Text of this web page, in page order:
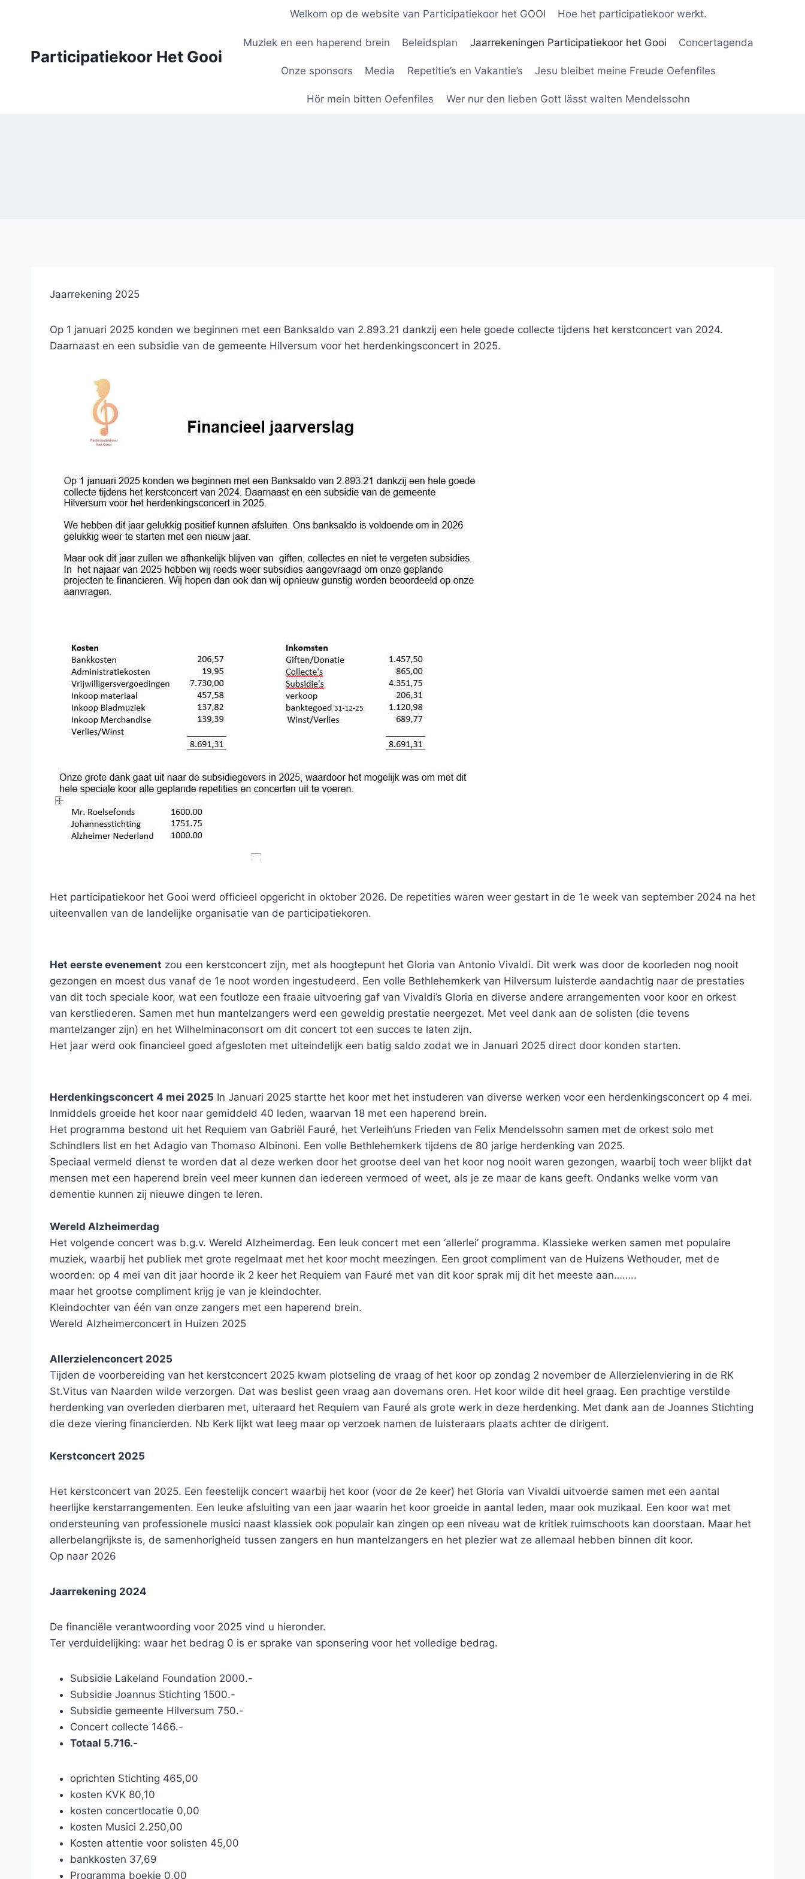
Participatiekoor Het Gooi
Welkom op de website van Participatiekoor het GOOI Hoe het participatiekoor werkt.
Muziek en een haperend brein Beleidsplan Jaarrekeningen Participatiekoor het Gooi Concertagenda
Onze sponsors Media Repetitie’s en Vakantie’s Jesu bleibet meine Freude Oefenfiles
Hör mein bitten Oefenfiles Wer nur den lieben Gott lässt walten Mendelssohn
Jaarrekening 2025
Op 1 januari 2025 konden we beginnen met een Banksaldo van 2.893.21 dankzij een hele goede collecte tijdens het kerstconcert van 2024.
Daarnaast en een subsidie van de gemeente Hilversum voor het herdenkingsconcert in 2025.
Het participatiekoor het Gooi werd officieel opgericht in oktober 2026. De repetities waren weer gestart in de 1e week van september 2024 na het
uiteenvallen van de landelijke organisatie van de participatiekoren.
Het eerste evenement zou een kerstconcert zijn, met als hoogtepunt het Gloria van Antonio Vivaldi. Dit werk was door de koorleden nog nooit
gezongen en moest dus vanaf de 1e noot worden ingestudeerd. Een volle Bethlehemkerk van Hilversum luisterde aandachtig naar de prestaties
van dit toch speciale koor, wat een foutloze een fraaie uitvoering gaf van Vivaldi’s Gloria en diverse andere arrangementen voor koor en orkest
van kerstliederen. Samen met hun mantelzangers werd een geweldig prestatie neergezet. Met veel dank aan de solisten (die tevens
mantelzanger zijn) en het Wilhelminaconsort om dit concert tot een succes te laten zijn.
Het jaar werd ook financieel goed afgesloten met uiteindelijk een batig saldo zodat we in Januari 2025 direct door konden starten.
Herdenkingsconcert 4 mei 2025 In Januari 2025 startte het koor met het instuderen van diverse werken voor een herdenkingsconcert op 4 mei.
Inmiddels groeide het koor naar gemiddeld 40 leden, waarvan 18 met een haperend brein.
Het programma bestond uit het Requiem van Gabriël Fauré, het Verleih’uns Frieden van Felix Mendelssohn samen met de orkest solo met
Schindlers list en het Adagio van Thomaso Albinoni. Een volle Bethlehemkerk tijdens de 80 jarige herdenking van 2025.
Speciaal vermeld dienst te worden dat al deze werken door het grootse deel van het koor nog nooit waren gezongen, waarbij toch weer blijkt dat
mensen met een haperend brein veel meer kunnen dan iedereen vermoed of weet, als je ze maar de kans geeft. Ondanks welke vorm van
dementie kunnen zij nieuwe dingen te leren.
Wereld Alzheimerdag
Het volgende concert was b.g.v. Wereld Alzheimerdag. Een leuk concert met een ‘allerlei’ programma. Klassieke werken samen met populaire
muziek, waarbij het publiek met grote regelmaat met het koor mocht meezingen. Een groot compliment van de Huizens Wethouder, met de
woorden: op 4 mei van dit jaar hoorde ik 2 keer het Requiem van Fauré met van dit koor sprak mij dit het meeste aan……..
maar het grootse compliment krijg je van je kleindochter.
Kleindochter van één van onze zangers met een haperend brein.
Wereld Alzheimerconcert in Huizen 2025
Allerzielenconcert 2025
Tijden de voorbereiding van het kerstconcert 2025 kwam plotseling de vraag of het koor op zondag 2 november de Allerzielenviering in de RK
St.Vitus van Naarden wilde verzorgen. Dat was beslist geen vraag aan dovemans oren. Het koor wilde dit heel graag. Een prachtige verstilde
herdenking van overleden dierbaren met, uiteraard het Requiem van Fauré als grote werk in deze herdenking. Met dank aan de Joannes Stichting
die deze viering financierden. Nb Kerk lijkt wat leeg maar op verzoek namen de luisteraars plaats achter de dirigent.
Kerstconcert 2025
Het kerstconcert van 2025. Een feestelijk concert waarbij het koor (voor de 2e keer) het Gloria van Vivaldi uitvoerde samen met een aantal
heerlijke kerstarrangementen. Een leuke afsluiting van een jaar waarin het koor groeide in aantal leden, maar ook muzikaal. Een koor wat met
ondersteuning van professionele musici naast klassiek ook populair kan zingen op een niveau wat de kritiek ruimschoots kan doorstaan. Maar het
allerbelangrijkste is, de samenhorigheid tussen zangers en hun mantelzangers en het plezier wat ze allemaal hebben binnen dit koor.
Op naar 2026
Jaarrekening 2024
De financiële verantwoording voor 2025 vind u hieronder.
Ter verduidelijking: waar het bedrag 0 is er sprake van sponsering voor het volledige bedrag.
Subsidie Lakeland Foundation 2000.-
Subsidie Joannus Stichting 1500.-
Subsidie gemeente Hilversum 750.-
Concert collecte 1466.-
Totaal 5.716.-
oprichten Stichting 465,00
kosten KVK 80,10
kosten concertlocatie 0,00
kosten Musici 2.250,00
Kosten attentie voor solisten 45,00
bankkosten 37,69
Programma boekje 0,00